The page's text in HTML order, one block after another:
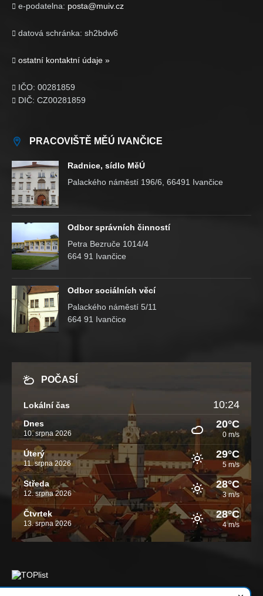
 e-podatelna: posta@muiv.cz
 datová schránka: sh2bdw6
 ostatní kontaktní údaje »
 IČO: 00281859
 DIČ: CZ00281859
PRACOVIŠTĚ MĚÚ IVANČICE
Radnice, sídlo MěÚ
Palackého náměstí 196/6, 66491 Ivančice
Odbor správních činností
Petra Bezruče 1014/4
664 91 Ivančice
Odbor sociálních věcí
Palackého náměstí 5/11
664 91 Ivančice
POČASÍ
Lokální čas 10:24
Dnes
10. srpna 2026
20°C
0 m/s
Úterý
11. srpna 2026
29°C
5 m/s
Středa
12. srpna 2026
28°C
3 m/s
Čtvrtek
13. srpna 2026
28°C
4 m/s